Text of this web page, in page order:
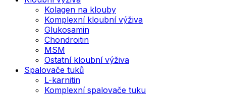
Kolagen na klouby
Komplexní kloubní výživa
Glukosamin
Chondroitin
MSM
Ostatní kloubní výživa
Spalovače tuků
L-karnitin
Komplexní spalovače tuku